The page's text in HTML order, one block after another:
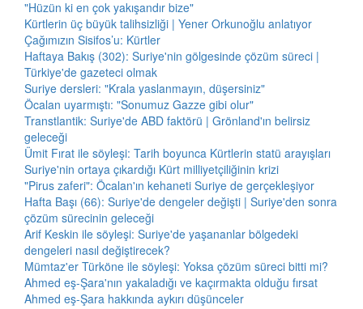
"Hüzün ki en çok yakışandır bize"
Kürtlerin üç büyük talihsizliği | Yener Orkunoğlu anlatıyor
Çağımızın Sisifos’u: Kürtler
Haftaya Bakış (302): Suriye'nin gölgesinde çözüm süreci |
Türkiye'de gazeteci olmak
Suriye dersleri: "Krala yaslanmayın, düşersiniz"
Öcalan uyarmıştı: "Sonumuz Gazze gibi olur"
Transtlantik: Suriye'de ABD faktörü | Grönland'ın belirsiz
geleceği
Ümit Fırat ile söyleşi: Tarih boyunca Kürtlerin statü arayışları
Suriye'nin ortaya çıkardığı Kürt milliyetçiliğinin krizi
"Pirus zaferi": Öcalan'ın kehaneti Suriye de gerçekleşiyor
Hafta Başı (66): Suriye'de dengeler değişti | Suriye'den sonra
çözüm sürecinin geleceği
Arif Keskin ile söyleşi: Suriye'de yaşananlar bölgedeki
dengeleri nasıl değiştirecek?
Mümtaz'er Türköne ile söyleşi: Yoksa çözüm süreci bitti mi?
Ahmed eş-Şara'nın yakaladığı ve kaçırmakta olduğu fırsat
Ahmed eş-Şara hakkında aykırı düşünceler